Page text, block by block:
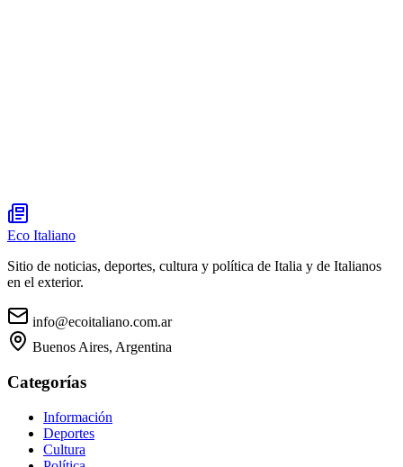
Eco Italiano
Sitio de noticias, deportes, cultura y política de Italia y de Italianos
en el exterior.
info@ecoitaliano.com.ar
Buenos Aires, Argentina
Categorías
Información
Deportes
Cultura